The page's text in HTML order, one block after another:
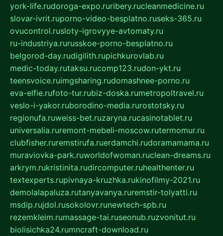
york-life.rudoroga-expo.ruribery.rucleanmedicine.ru
slovar-ivrit.ruporno-video-besplatno.ruseks-365.ru
ovucontrol.rusloty-igrovyye-avtomaty.ru
ru-industriya.rurusskoe-porno-besplatno.ru
belgorod-day.rudigilith.rupichkurovlab.ru
medic-today.rutaksu.rucomp123.rudon-ykt.ru
teensvoice.ruimgsharing.rudomashnee-porno.ru
eva-elfie.rufoto-tur.rubiz-doska.rumetropoltravel.ru
veslo-i-yakor.ruborodino-media.rurostotsky.ru
regionufa.ruweiss-bet.ruzaryna.rucasinotablet.ru
universalia.ruremont-mebeli-moscow.rutermomur.ru
clubfisher.ruremstirufa.ruerdamchi.rudoramamama.ru
muraviovka-park.ruworldofwoman.ruclean-dreams.ru
arkrym.rukristinita.rudircomputer.ruhealthenter.ru
textexperts.rupivnaya-kruzhka.rukinofilmy-2021.ru
demolalapaluza.rutanyavanya.ruremstir-tolyatti.ru
msdip.rujdol.rusokolovr.runewtech-spb.ru
rezemkleim.rumassage-tai.ruseonub.ruzvonitut.ru
biolisichka24.rumncraft-download.ru